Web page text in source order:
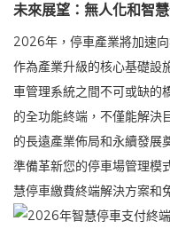
未來展望：無人化和智
2026年，停車產業將加速
作為產業升級的核心基礎設
車管理系統之間不可或缺
的全功能終端，不僅能解決
的長遠產業佈局和永續發展
準備革新您的停車場管理模
慧停車繳費終端解決方案和